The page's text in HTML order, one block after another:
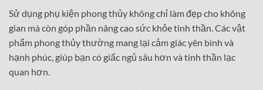
Sử dụng phụ kiện phong thủy không chỉ làm đẹp cho không
gian mà còn góp phần nâng cao sức khỏe tinh thần. Các vật
phẩm phong thủy thường mang lại cảm giác yên bình và
hạnh phúc, giúp bạn có giấc ngủ sâu hơn và tinh thần lạc
quan hơn.